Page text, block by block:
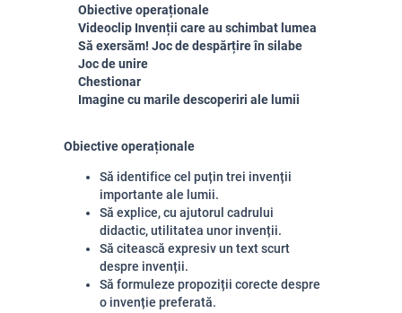
Obiective operaționale
Videoclip Invenții care au schimbat lumea
Să exersăm! Joc de despărțire în silabe
Joc de unire
Chestionar
Imagine cu marile descoperiri ale lumii
Obiective operaționale
Să identifice cel puțin trei invenții
importante ale lumii.
Să explice, cu ajutorul cadrului
didactic, utilitatea unor invenții.
Să citească expresiv un text scurt
despre invenții.
Să formuleze propoziții corecte despre
o invenție preferată.